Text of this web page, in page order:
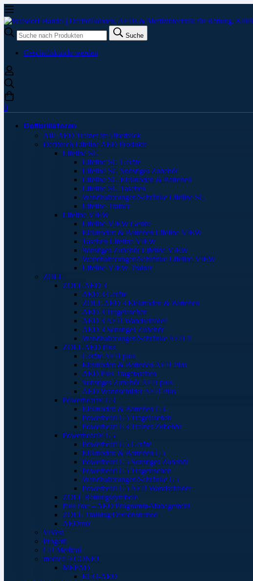
Suche
nach:
Suche
Geschäftskunde werden
0
Defibrillatoren
Alle AED Trainer im Überblick
Defibtech Lifeline AED Produkte
Lifeline SG
Lifeline SG Geräte
Lifeline SG Sonstiges Zubehör
Lifeline SG Elektroden & Batterien
Lifeline SG Taschen
Wandhalterungen/Schränke Lifeline SG
Lifeline Trainer
Lifeline VIEW
Lifeline VIEW Geräte
Elektroden & Batterien Lifeline VIEW
Taschen Lifeline VIEW
Sonstiges Zubehör Lifeline VIEW
Wandhalterungen/Schränke Lifeline VIEW
Lifeline VIEW Trainer
ZOLL
ZOLL AED 3
AED 3 Geräte
ZOLL AED 3 Elektroden & Batterien
AED 3 Tragetaschen
AED 3 AED Wandschilder
AED 3 Sonstiges Zubehör
Wandhalterungen/Schränke AED 3
ZOLL AED Plus
Geräte AED plus
Elektroden & Batterien AED Plus
AED Plus Tragetaschen
Sonstiges Zubehör AED plus
AED Wandschilder AED Plus
Powerheart® G3
Elektroden & Batterien G3
Powerheart G5 Tragetaschen
Powerheart G3 Trainer Zubehör
Powerheart® G5
Powerheart G5 Geräte
Elektroden & Batterien G5
Powerheart G5 Sonstiges Zubehör
Powerheart G5 Tragetaschen
Wandhalterungen/Schränke G5
Powerheart G5 AED Wandschilder
ZOLL Rettungssymbole
PlusTrac – AED Programm-Management
ZOLL Training/Demonstration
AEDtrax
ViVest
Progetti
CU Medical
medical ECONET
MEPAD
ECO-AED